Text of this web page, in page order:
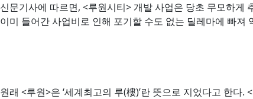
신문기사에 따르면, <루원시티> 개발 사업은 당초 무모하
이미 들어간 사업비로 인해 포기할 수도 없는 딜레마에 빠져
원래 <루원>은 ‘세계최고의 루(樓)’란 뜻으로 지었다고 한